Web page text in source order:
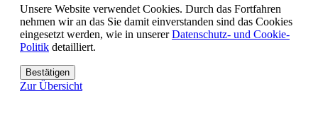
Unsere Website verwendet Cookies. Durch das Fortfahren
nehmen wir an das Sie damit einverstanden sind das Cookies
eingesetzt werden, wie in unsererDatenschutz- und Cookie-
Politik detailliert.
Bestätigen
Zur Übersicht